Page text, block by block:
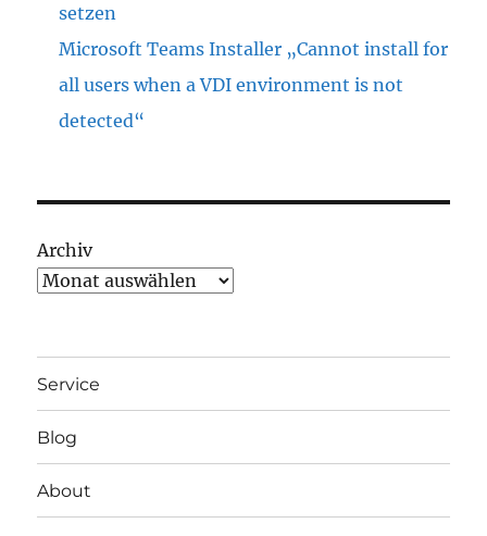
setzen
Microsoft Teams Installer „Cannot install for
all users when a VDI environment is not
detected“
Archiv
Service
Blog
About